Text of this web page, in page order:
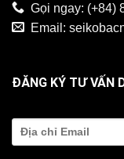
Gọi ngay: (+84)
Email:
ĐĂNG KÝ TƯ VẤN